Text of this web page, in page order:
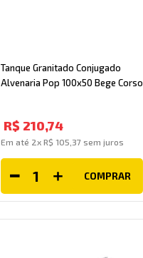
Tanque Granitado Conjugado
Alvenaria Pop 100x50 Bege Corso
R$ 210,74
Em até 2x R$ 105 37sem juros
COMPRAR